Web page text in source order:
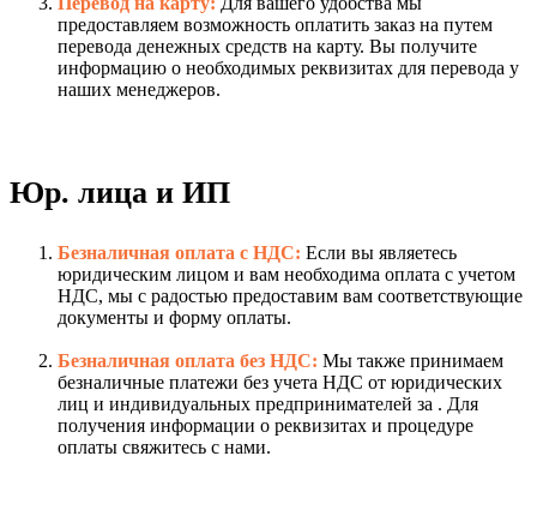
предоставляем возможность оплатить заказ на путем
перевода денежных средств на карту. Вы получите
информацию о необходимых реквизитах для перевода у
наших менеджеров.
Юр. лица и ИП
Безналичная оплата с НДС: Если вы являетесь
юридическим лицом и вам необходима оплата с учетом
НДС, мы с радостью предоставим вам соответствующие
документы и форму оплаты.
Безналичная оплата без НДС: Мы также принимаем
безналичные платежи без учета НДС от юридических
лиц и индивидуальных предпринимателей за . Для
получения информации о реквизитах и процедуре
оплаты свяжитесь с нами.